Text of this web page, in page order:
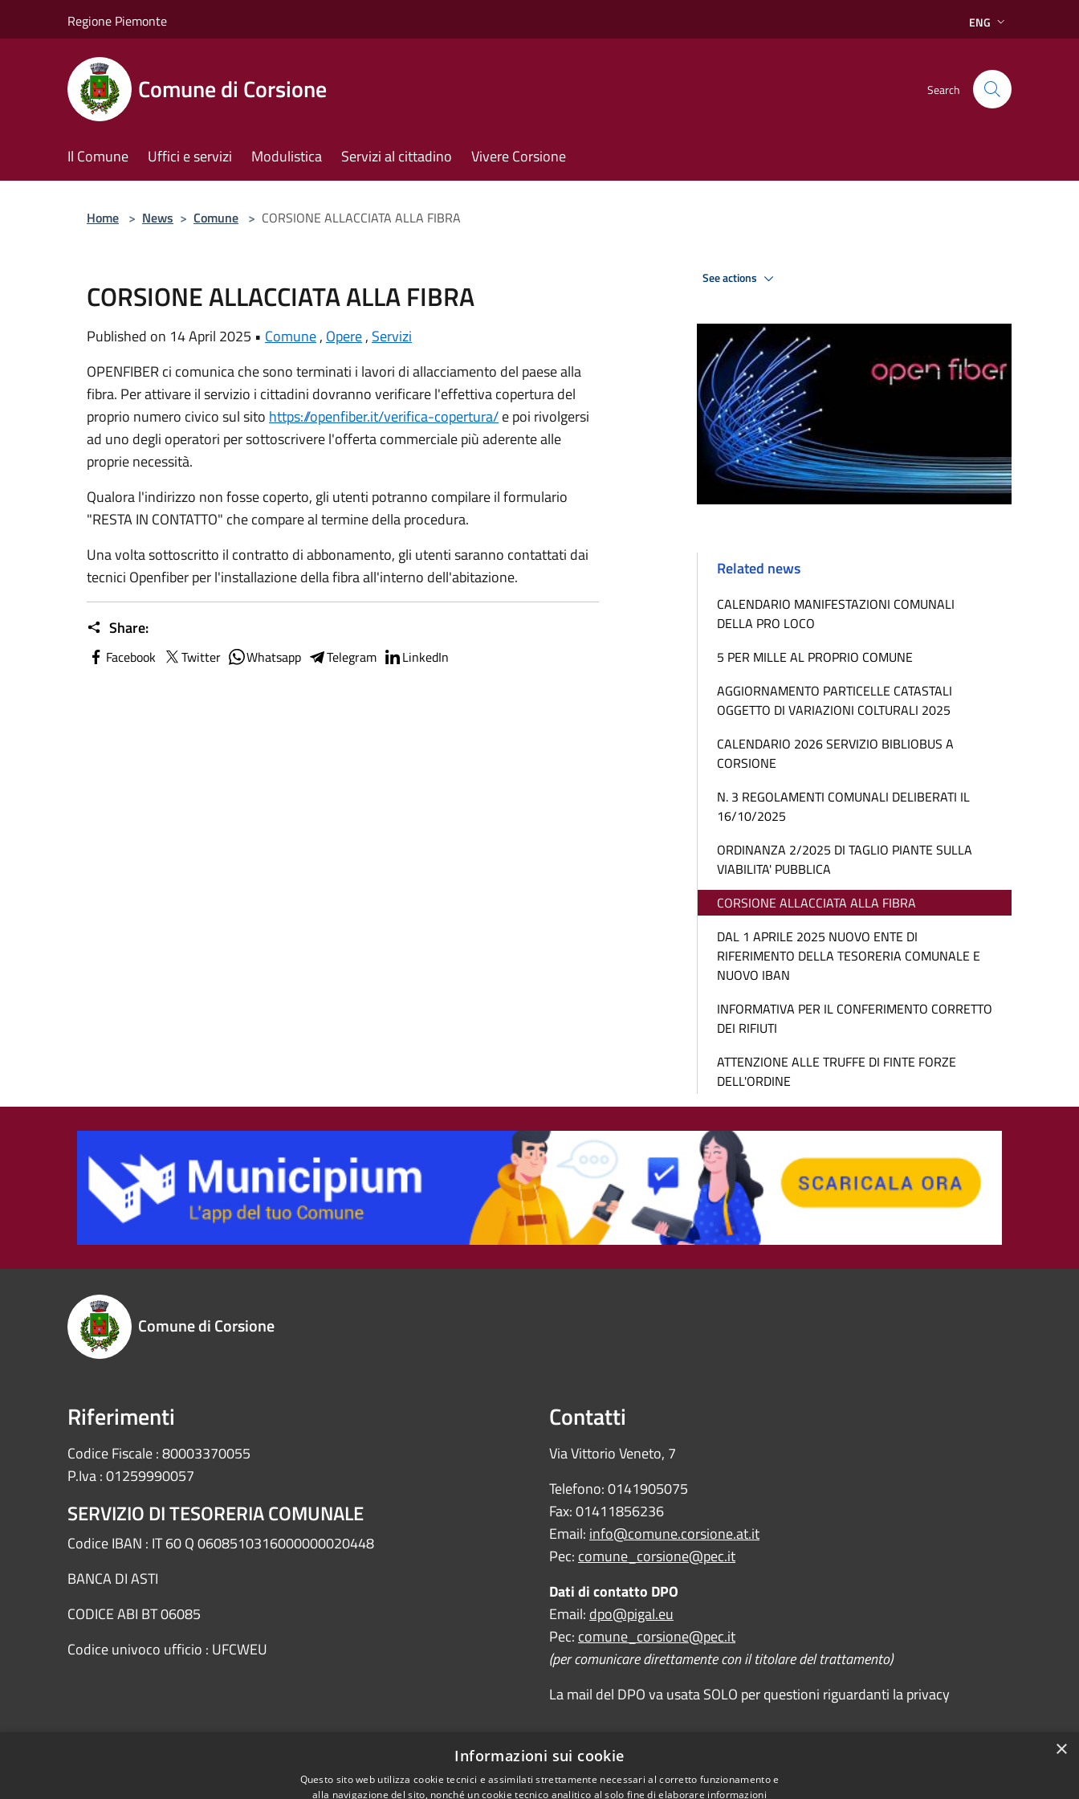
Regione Piemonte ENG
Comune di Corsione Search
Il Comune Uffici e servizi Modulistica Servizi al cittadino Vivere Corsione
Home > News > Comune > CORSIONE ALLACCIATA ALLA FIBRA
CORSIONE ALLACCIATA ALLA FIBRA
Published on 14 April 2025 • Comune, Opere, Servizi
OPENFIBER ci comunica che sono terminati i lavori di allacciamento del paese alla
fibra. Per attivare il servizio i cittadini dovranno verificare l'effettiva copertura del
proprio numero civico sul sito https://openfiber.it/verifica-copertura/e poi rivolgersi
ad uno degli operatori per sottoscrivere l'offerta commerciale più aderente alle
proprie necessità.
Qualora l'indirizzo non fosse coperto, gli utenti potranno compilare il formulario
"RESTA IN CONTATTO" che compare al termine della procedura.
Una volta sottoscritto il contratto di abbonamento, gli utenti saranno contattati dai
tecnici Openfiber per l'installazione della fibra all'interno dell'abitazione.
Share:
Facebook Twitter Whatsapp Telegram LinkedIn
See actions
Related news
CALENDARIO MANIFESTAZIONI COMUNALI
DELLA PRO LOCO
5 PER MILLE AL PROPRIO COMUNE
AGGIORNAMENTO PARTICELLE CATASTALI
OGGETTO DI VARIAZIONI COLTURALI 2025
CALENDARIO 2026 SERVIZIO BIBLIOBUS A
CORSIONE
N. 3 REGOLAMENTI COMUNALI DELIBERATI IL
16/10/2025
ORDINANZA 2/2025 DI TAGLIO PIANTE SULLA
VIABILITA' PUBBLICA
CORSIONE ALLACCIATA ALLA FIBRA
DAL 1 APRILE 2025 NUOVO ENTE DI
RIFERIMENTO DELLA TESORERIA COMUNALE E
NUOVO IBAN
INFORMATIVA PER IL CONFERIMENTO CORRETTO
DEI RIFIUTI
ATTENZIONE ALLE TRUFFE DI FINTE FORZE
DELL'ORDINE
Comune di Corsione
Riferimenti
Codice Fiscale : 80003370055
P.Iva : 01259990057
SERVIZIO DI TESORERIA COMUNALE
Codice IBAN : IT 60 Q 0608510316000000020448
BANCA DI ASTI
CODICE ABI BT 06085
Codice univoco ufficio : UFCWEU
Contatti
Via Vittorio Veneto, 7
Telefono: 0141905075
Fax: 01411856236
Email:info@comune.corsione.at.it
Pec:comune_corsione@pec.it
Dati di contatto DPO
Email:dpo@pigal.eu
Pec:comune_corsione@pec.it
(per comunicare direttamente con il titolare del trattamento)
La mail del DPO va usata SOLO per questioni riguardanti la privacy
Sitemap
×
Informazioni sui cookie
Questo sito web utilizza cookie tecnici e assimilati strettamente necessari al corretto funzionamento e
alla navigazione del sito, nonché un cookie tecnico analitico al solo fine di elaborare informazioni